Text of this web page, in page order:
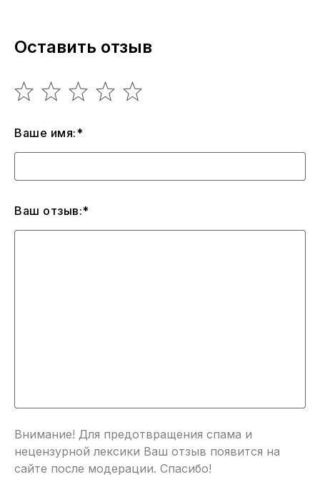
Оставить отзыв
Ваше имя:*
Ваш отзыв:*
Внимание! Для предотвращения спама и
нецензурной лексики Ваш отзыв появится на
сайте после модерации. Спасибо!